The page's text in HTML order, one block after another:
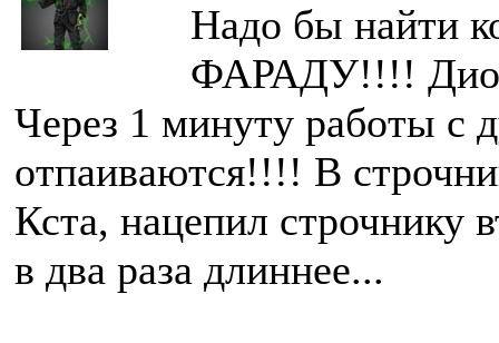
Надо бы найти
ФАРАДУ!!!!
Через 1 минуту работы с
отпаиваются!!!! В
Кста, нацепил строчнику
в два раза длиннее...